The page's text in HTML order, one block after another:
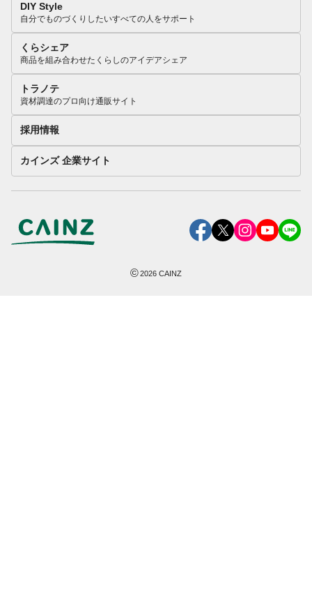
DIY Style
自分でものづくりしたいすべての人をサポート
くらシェア
商品を組み合わせたくらしのアイデアシェア
トラノテ
資材調達のプロ向け通販サイト
採用情報
カインズ 企業サイト
©2026 CAINZ